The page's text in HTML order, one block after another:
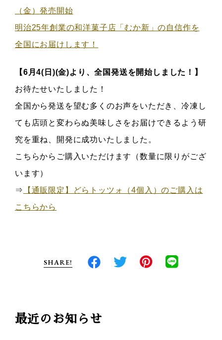
（金）発売開始
明治25年創業の和洋菓子店「むか新」の自信作を
全国にお届けします！
【6月4(日)(金)より、全国発送を開始しました！】
お待たせいたしました！
全国から発送を望む多くのお声をいただき、冷凍し
ても店頭と変わらぬ美味しさをお届けできるよう研
究を重ね、開発に成功いたしました。
こちらからご購入いただけます（数量に限りがござ
います）
⇒
【通販限定】どらトッツォ（4個入）のご購入は
こちらから
SHARE!
最近のお知らせ